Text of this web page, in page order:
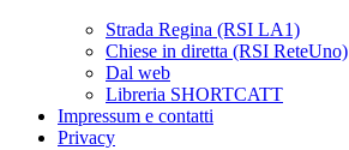
Strada Regina (RSI LA1)
Chiese in diretta (RSI ReteUno)
Dal web
Libreria SHORTCATT
Impressum e contatti
Privacy